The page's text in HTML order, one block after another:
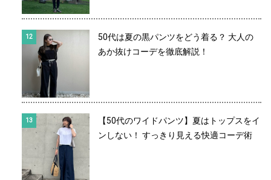
50代は夏の黒パンツをどう着る？ 大人の
あか抜けコーデを徹底解説！
【50代のワイドパンツ】夏はトップスをイ
ンしない！ すっきり見える快適コーデ術